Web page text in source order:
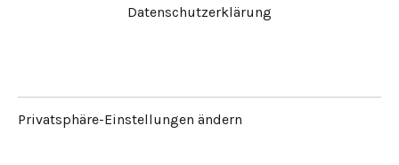
Datenschutzerklärung
Privatsphäre-Einstellungen ändern